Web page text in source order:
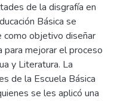
de la disgrafía en
Básica se
objetivo diseñar
mejorar el proceso
y Literatura. La
de la Escuela Básica
se les aplicó una